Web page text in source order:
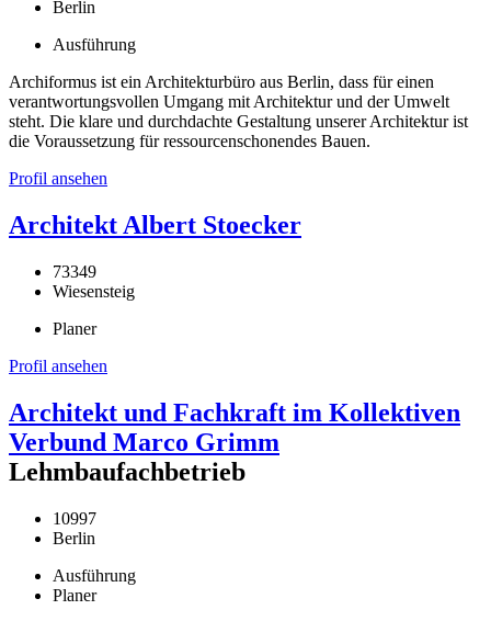
Berlin
Ausführung
Archiformus ist ein Architekturbüro aus Berlin, dass für einen
verantwortungsvollen Umgang mit Architektur und der Umwelt
steht. Die klare und durchdachte Gestaltung unserer Architektur ist
die Voraussetzung für ressourcenschonendes Bauen.
Profil ansehen
Architekt Albert Stoecker
73349
Wiesensteig
Planer
Profil ansehen
Architekt und Fachkraft im Kollektiven
Verbund Marco Grimm
Lehmbaufachbetrieb
10997
Berlin
Ausführung
Planer